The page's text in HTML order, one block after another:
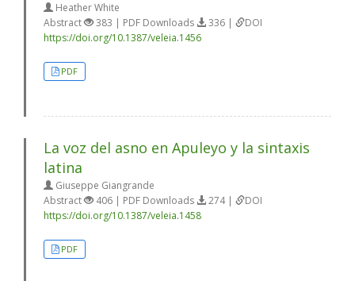
Heather White
Abstract
383 | PDF Downloads 336 |
DOI
https://doi.org/10.1387/veleia.1456
PDF
La voz del asno en Apuleyo y la sintaxis
latina
Giuseppe Giangrande
Abstract
406 | PDF Downloads 274 |
DOI
https://doi.org/10.1387/veleia.1458
PDF